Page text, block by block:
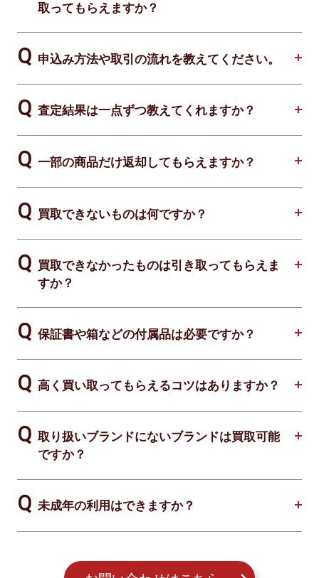
取ってもらえますか？
申込み方法や取引の流れを教えてください。
査定結果は一点ずつ教えてくれますか？
一部の商品だけ返却してもらえますか？
買取できないものは何ですか？
買取できなかったものは引き取ってもらえま
すか？
保証書や箱などの付属品は必要ですか？
高く買い取ってもらえるコツはありますか？
取り扱いブランドにないブランドは買取可能
ですか？
未成年の利用はできますか？